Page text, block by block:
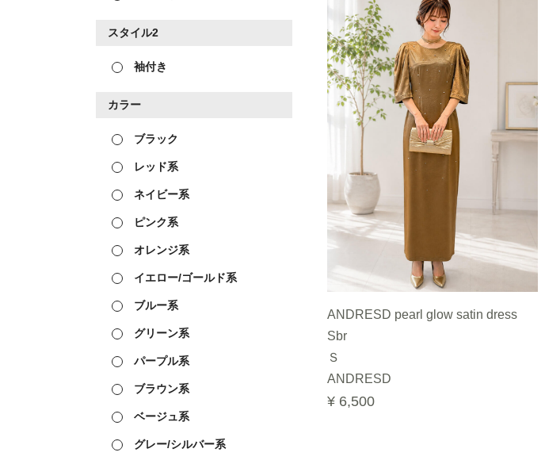
スタイル2
袖付き
カラー
ブラック
レッド系
ネイビー系
ピンク系
オレンジ系
イエロー/ゴールド系
ブルー系
グリーン系
パープル系
ブラウン系
ベージュ系
グレー/シルバー系
ANDRESD pearl glow satin dress
Sbr
Ｓ
ANDRESD
¥ 6,500